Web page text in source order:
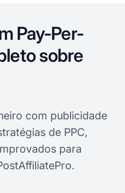
Pay-Per-
sobre
com publicidade
de PPC,
para